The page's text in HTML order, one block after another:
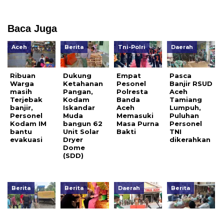
Baca Juga
Aceh
Ribuan
Warga
masih
Terjebak
banjir,
Personel
Kodam IM
bantu
evakuasi
Berita
Dukung
Ketahanan
Pangan,
Kodam
Iskandar
Muda
bangun 62
Unit Solar
Dryer
Dome
(SDD)
Tni-Polri
Empat
Pesonel
Polresta
Banda
Aceh
Memasuki
Masa Purna
Bakti
Daerah
Pasca
Banjir RSUD
Aceh
Tamiang
Lumpuh,
Puluhan
Personel
TNI
dikerahkan
Berita Berita Daerah Berita